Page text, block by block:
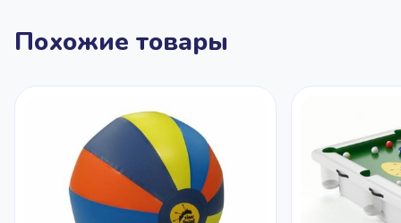
Похожие товары